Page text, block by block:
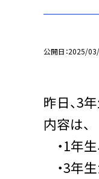
公開日 2025/
昨日、3
内容は、
・1年
・3年